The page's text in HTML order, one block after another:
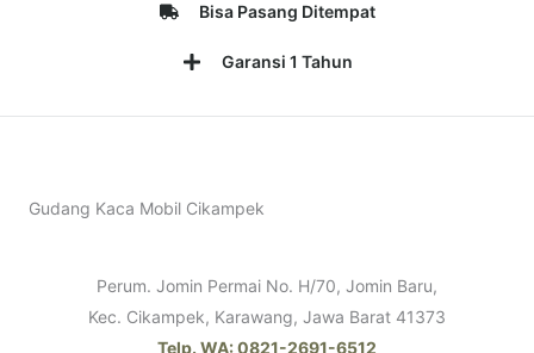
Bisa Pasang Ditempat
Garansi 1 Tahun
Gudang Kaca Mobil Cikampek
Perum. Jomin Permai No. H/70, Jomin Baru,
Kec. Cikampek, Karawang, Jawa Barat 41373
Telp. WA: 0821-2691-6512